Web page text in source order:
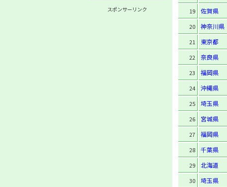
スポンサーリンク 19 佐賀県
20 神奈川県
21 東京都
22 奈良県
23 福岡県
24 沖縄県
25 埼玉県
26 宮城県
27 福岡県
28 千葉県
29 北海道
30 埼玉県